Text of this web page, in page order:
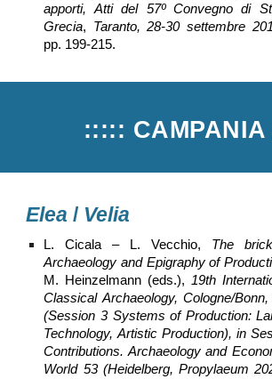
apporti, Atti del 57º Convegno di
Grecia, Taranto, 28-30 settembre
pp. 199-215.
::::: CAMPANIA
Elea/ Velia
L. Cicala – L. Vecchio, The
Archaeology and Epigraphy of
M. Heinzelmann (eds.), 19th
Classical Archaeology, Cologne/
(Session 3 Systems of Production:
Technology, Artistic Production), in
Contributions. Archaeology and
World 53 (Heidelberg, Propylaeum